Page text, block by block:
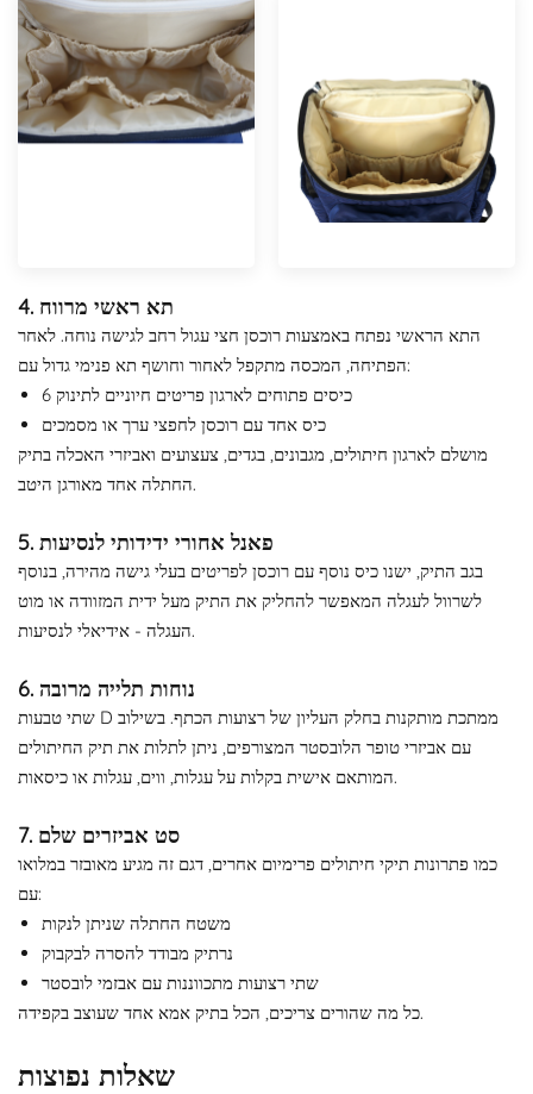
4. תא ראשי מרווח
התא הראשי נפתח באמצעות רוכסן חצי עגול רחב לגישה נוחה. לאחר
הפתיחה, המכסה מתקפל לאחור וחושף תא פנימי גדול עם:
6 כיסים פתוחים לארגון פריטים חיוניים לתינוק
כיס אחד עם רוכסן לחפצי ערך או מסמכים
מושלם לארגון חיתולים, מגבונים, בגדים, צעצועים ואביזרי האכלה בתיק
החתלה אחד מאורגן היטב.
5. פאנל אחורי ידידותי לנסיעות
בגב התיק, ישנו כיס נוסף עם רוכסן לפריטים בעלי גישה מהירה, בנוסף
לשרוול לעגלה המאפשר להחליק את התיק מעל ידית המזוודה או מוט
העגלה - אידיאלי לנסיעות.
6. נוחות תלייה מרובה
שתי טבעות D ממתכת מותקנות בחלק העליון של רצועות הכתף. בשילוב
עם אביזרי טופר הלובסטר המצורפים, ניתן לתלות את תיק החיתולים
המותאם אישית בקלות על עגלות, ווים, עגלות או כיסאות.
7. סט אביזרים שלם
כמו פתרונות תיקי חיתולים פרימיום אחרים, דגם זה מגיע מאובזר במלואו
עם:
משטח החתלה שניתן לנקות
נרתיק מבודד להסרה לבקבוק
שתי רצועות מתכווננות עם אבזמי לובסטר
כל מה שהורים צריכים, הכל בתיק אמא אחד שעוצב בקפידה.
שאלות נפוצות